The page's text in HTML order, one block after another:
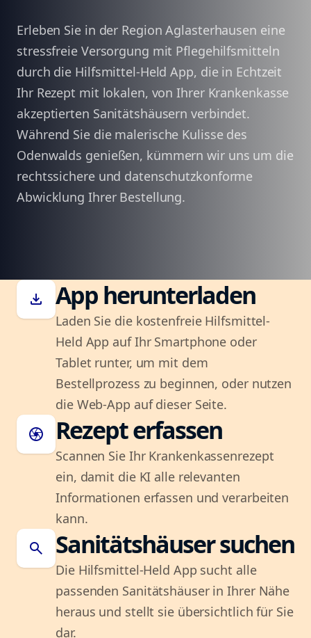
Erleben Sie in der Region Aglasterhausen eine
stressfreie Versorgung mit Pflegehilfsmitteln
durch die Hilfsmittel-Held App, die in Echtzeit
Ihr Rezept mit lokalen, von Ihrer Krankenkasse
akzeptierten Sanitätshäusern verbindet.
Während Sie die malerische Kulisse des
Odenwalds genießen, kümmern wir uns um die
rechtssichere und datenschutzkonforme
Abwicklung Ihrer Bestellung.
download App herunterladen
Laden Sie die kostenfreie Hilfsmittel-
Held App auf Ihr Smartphone oder
Tablet runter, um mit dem
Bestellprozess zu beginnen, oder nutzen
die Web-App auf dieser Seite.
camera Rezept erfassen
Scannen Sie Ihr Krankenkassenrezept
ein, damit die KI alle relevanten
Informationen erfassen und verarbeiten
kann.
search Sanitätshäuser suchen
Die Hilfsmittel-Held App sucht alle
passenden Sanitätshäuser in Ihrer Nähe
heraus und stellt sie übersichtlich für Sie
dar.